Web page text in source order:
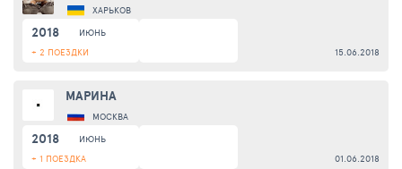
ХАРЬКОВ
2018
ИЮНЬ
+ 2 ПОЕЗДКИ
15.06.2018
МАРИНА
МОСКВА
2018
ИЮНЬ
+ 1 ПОЕЗДКА
01.06.2018